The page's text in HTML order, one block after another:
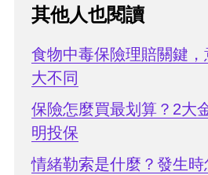
其他人也閱讀
食物中毒保險理賠關鍵
大不同
保險怎麼買最划算？2大
明投保
情緒勒索是什麼？發生